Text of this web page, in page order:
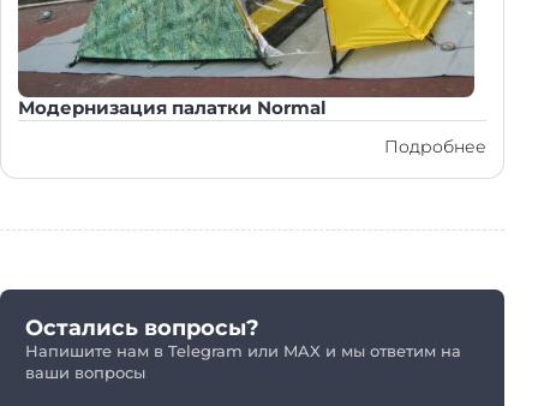
Модернизация палатки Normal
Подробнее
Остались вопросы?
Напишите нам в Telegram или MAX и мы ответим на
ваши вопросы